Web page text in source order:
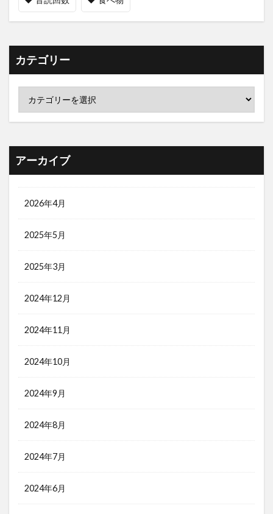
カテゴリー
アーカイブ
2026年4月
2025年5月
2025年3月
2024年12月
2024年11月
2024年10月
2024年9月
2024年8月
2024年7月
2024年6月